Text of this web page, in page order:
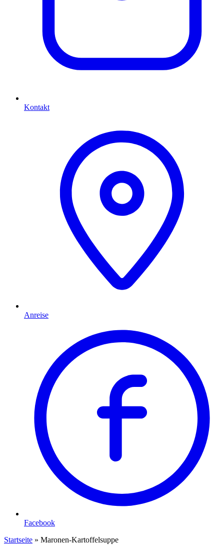
Kontakt
Anreise
Facebook
Startseite » Maronen-Kartoffelsuppe